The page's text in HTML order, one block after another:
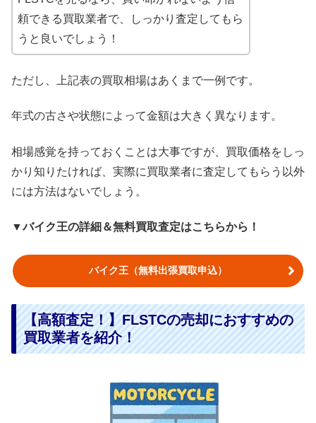
頼できる買取業者で、しっかり査定してもら
うと良いでしょう！
ただし、上記表の買取相場はあくまで一例です。
年式の古さや状態によって金額は大きく異なります。
相場感覚を持っておくことは大事ですが、買取価格をしっ
かり知りたければ、実際に買取業者に査定してもらう以外
には方法はないでしょう。
▼バイク王の詳細＆無料買取査定はこちらから！
バイク王（無料出張買取申込）
【高額査定！】FLSTCの売却におすすめの
買取業者を紹介！